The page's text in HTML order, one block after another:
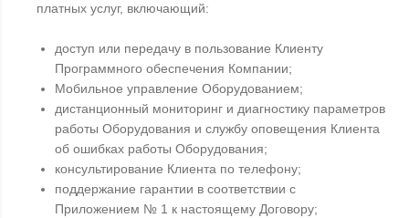
платных услуг, включающий:
доступ или передачу в пользование Клиенту
Программного обеспечения Компании;
Мобильное управление Оборудованием;
дистанционный мониторинг и диагностику параметров
работы Оборудования и службу оповещения Клиента
об ошибках работы Оборудования;
консультирование Клиента по телефону;
поддержание гарантии в соответствии с
Приложением № 1 к настоящему Договору;